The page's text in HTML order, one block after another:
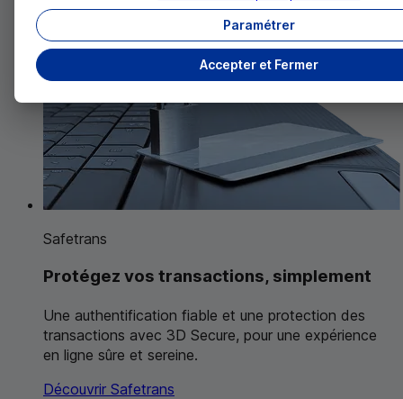
Un assistant personnel à votre service
Safetrans
Protégez vos transactions, simplement
Une authentification fiable et une protection des
transactions avec 3D Secure, pour une expérience
en ligne sûre et sereine.
Découvrir Safetrans
Accepter et Fermer
Paramétrer